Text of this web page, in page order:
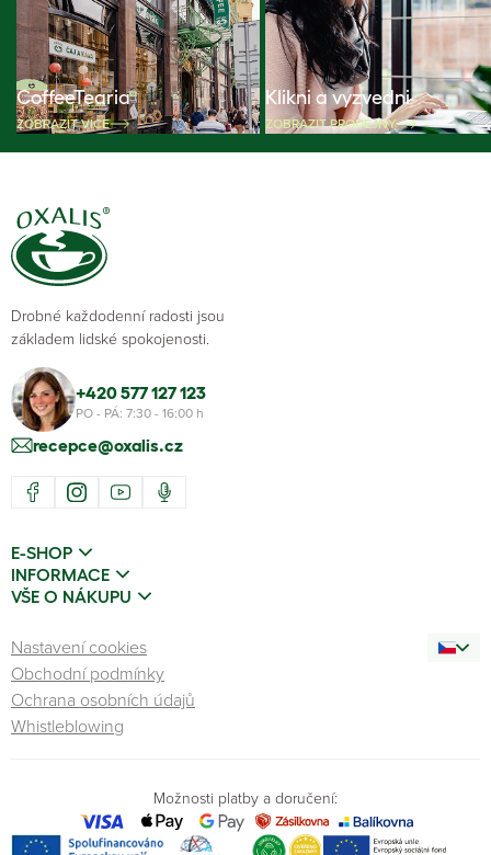
CoffeeTearia
ZOBRAZIT VÍCE
Klikni a vyzvedni
ZOBRAZIT PRODEJNY
Drobné každodenní radosti jsou
základem lidské spokojenosti.
+420 577 127 123
PO - PÁ: 7:30 - 16:00 h
recepce@oxalis.cz
E-SHOP
INFORMACE
VŠE O NÁKUPU
Nastavení cookies
Obchodní podmínky
Ochrana osobních údajů
Whistleblowing
Možnosti platby a doručení: